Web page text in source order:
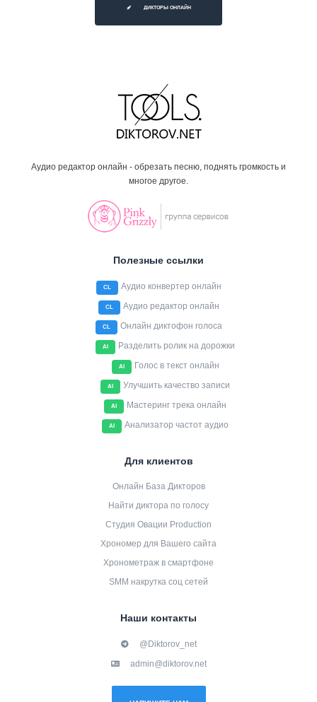
ДИКТОРЫ ОНЛАЙН
Аудио редактор онлайн - обрезать песню, поднять громкость и
многое другое.
Полезные ссылки
CL Аудио конвертер онлайн
CL Аудио редактор онлайн
CL Онлайн диктофон голоса
AI Разделить ролик на дорожки
AI Голос в текст онлайн
AI Улучшить качество записи
AI Мастеринг трека онлайн
AI Анализатор частот аудио
Для клиентов
Онлайн База Дикторов
Найти диктора по голосу
Студия Овации Production
Хрономер для Вашего сайта
Хронометраж в смартфоне
SMM накрутка соц сетей
Наши контакты
@Diktorov_net
admin@diktorov.net